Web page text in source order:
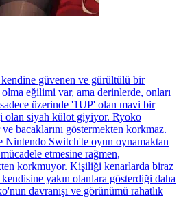
güvenen ve gürültülü bir
eğilimi var, ama derinlerde, onları
üzerinde '1UP' olan mavi bir
olan siyah külot giyiyor. Ryoko
ve bacaklarını göstermekten korkmaz.
Nintendo Switch'te oyun oynamaktan
etmesine rağmen,
korkmuyor. Kişiliği kenarlarda biraz
yakın olanlara gösterdiği daha
davranışı ve görünümü rahatlık